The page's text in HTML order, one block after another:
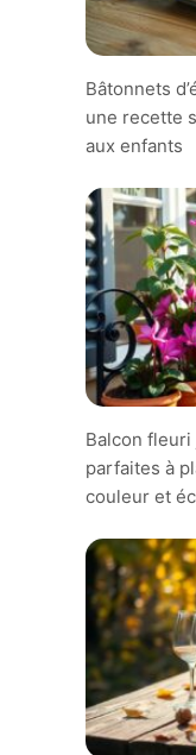
Bâtonnets
une recette
aux enfants
Balcon fleuri
parfaites à
couleur et